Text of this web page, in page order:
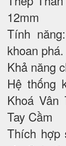
12mm
Tính
khoan phá.
Khả năng
Hệ thống
Khoá
Tay Cầm
Thích hợp